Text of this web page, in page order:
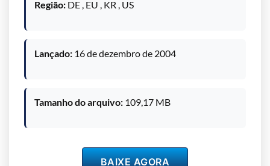
Região: DE , EU , KR , US
Lançado: 16 de dezembro de 2004
Tamanho do arquivo: 109,17 MB
BAIXE AGORA